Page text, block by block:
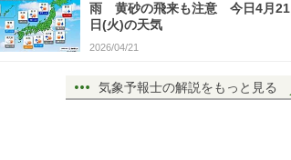
雨 黄砂の飛来も注意 今日4月21
日(火)の天気
2026/04/21
気象予報士の解説をもっと見る